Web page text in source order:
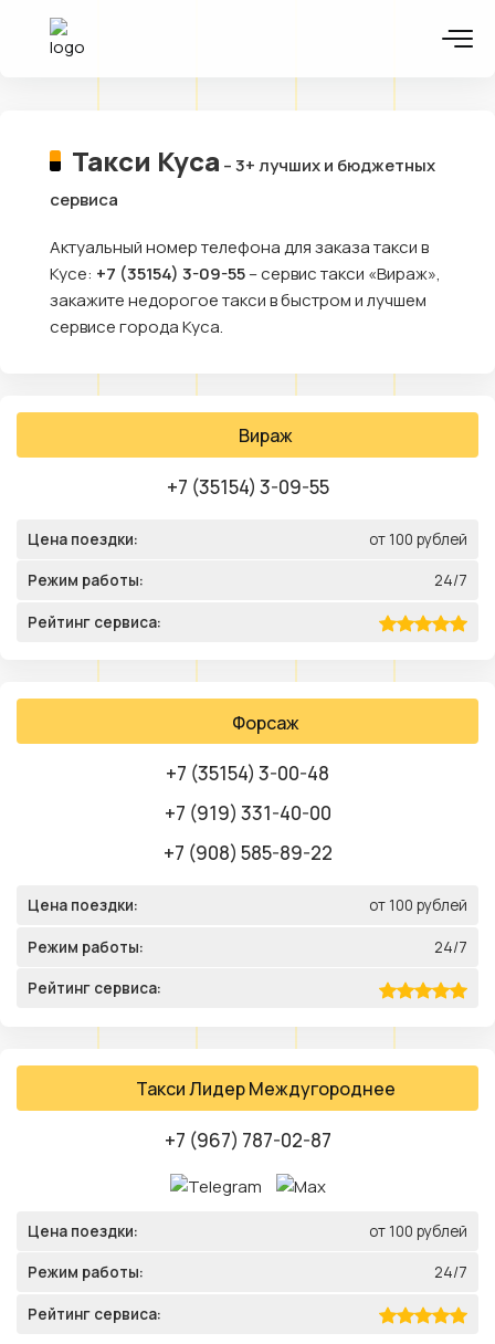
Такси Куса – 3+ лучших и бюджетных
сервиса
Актуальный номер телефона для заказа такси в
Кусе: +7 (35154) 3-09-55– сервис такси «Вираж»,
закажите недорогое такси в быстром и лучшем
сервисе города Куса.
Вираж
+7 (35154) 3-09-55
Цена поездки: от 100 рублей
Режим работы: 24/7
Рейтинг сервиса:
Форсаж
+7 (35154) 3-00-48
+7 (919) 331-40-00
+7 (908) 585-89-22
Цена поездки: от 100 рублей
Режим работы: 24/7
Рейтинг сервиса:
Такси Лидер Междугороднее
+7 (967) 787-02-87
Цена поездки: от 100 рублей
Режим работы: 24/7
Рейтинг сервиса: